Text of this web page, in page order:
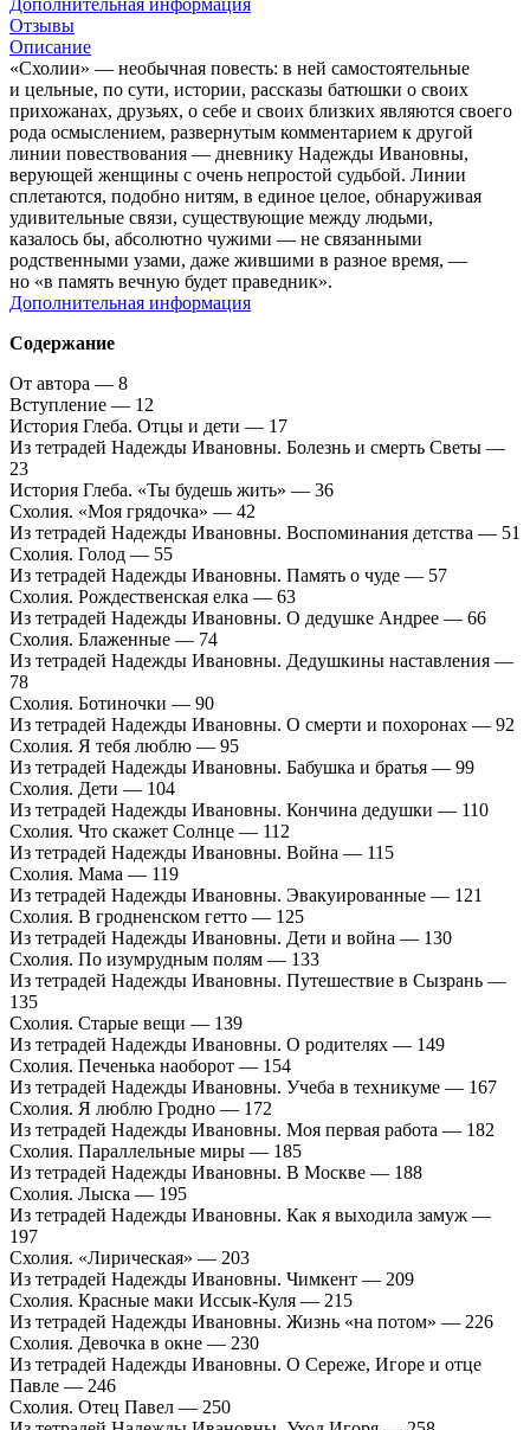
Отзывы
Описание
«Схолии» — необычная повесть: в ней самостоятельные
и цельные, по сути, истории, рассказы батюшки о своих
прихожанах, друзьях, о себе и своих близких являются своего
рода осмыслением, развернутым комментарием к другой
линии повествования — дневнику Надежды Ивановны,
верующей женщины с очень непростой судьбой. Линии
сплетаются, подобно нитям, в единое целое, обнаруживая
удивительные связи, существующие между людьми,
казалось бы, абсолютно чужими — не связанными
родственными узами, даже жившими в разное время, —
но «в память вечную будет праведник».
Дополнительная информация
Содержание
От автора — 8
Вступление — 12
История Глеба. Отцы и дети — 17
Из тетрадей Надежды Ивановны. Болезнь и смерть Светы —
23
История Глеба. «Ты будешь жить» — 36
Схолия. «Моя грядочка» — 42
Из тетрадей Надежды Ивановны. Воспоминания детства — 51
Схолия. Голод — 55
Из тетрадей Надежды Ивановны. Память о чуде — 57
Схолия. Рождественская елка — 63
Из тетрадей Надежды Ивановны. О дедушке Андрее — 66
Схолия. Блаженные — 74
Из тетрадей Надежды Ивановны. Дедушкины наставления —
78
Схолия. Ботиночки — 90
Из тетрадей Надежды Ивановны. О смерти и похоронах — 92
Схолия. Я тебя люблю — 95
Из тетрадей Надежды Ивановны. Бабушка и братья — 99
Схолия. Дети — 104
Из тетрадей Надежды Ивановны. Кончина дедушки — 110
Схолия. Что скажет Солнце — 112
Из тетрадей Надежды Ивановны. Война — 115
Схолия. Мама — 119
Из тетрадей Надежды Ивановны. Эвакуированные — 121
Схолия. В гродненском гетто — 125
Из тетрадей Надежды Ивановны. Дети и война — 130
Схолия. По изумрудным полям — 133
Из тетрадей Надежды Ивановны. Путешествие в Сызрань —
135
Схолия. Старые вещи — 139
Из тетрадей Надежды Ивановны. О родителях — 149
Схолия. Печенька наоборот — 154
Из тетрадей Надежды Ивановны. Учеба в техникуме — 167
Схолия. Я люблю Гродно — 172
Из тетрадей Надежды Ивановны. Моя первая работа — 182
Схолия. Параллельные миры — 185
Из тетрадей Надежды Ивановны. В Москве — 188
Схолия. Лыска — 195
Из тетрадей Надежды Ивановны. Как я выходила замуж —
197
Схолия. «Лирическая» — 203
Из тетрадей Надежды Ивановны. Чимкент — 209
Схолия. Красные маки Иссык-Куля — 215
Из тетрадей Надежды Ивановны. Жизнь «на потом» — 226
Схолия. Девочка в окне — 230
Из тетрадей Надежды Ивановны. О Сереже, Игоре и отце
Павле — 246
Схолия. Отец Павел — 250